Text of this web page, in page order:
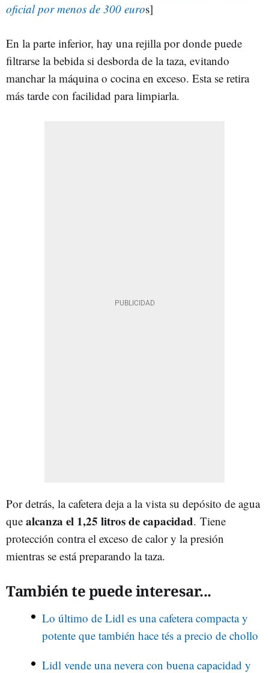
oficial por menos de 300 euros]
En la parte inferior, hay una rejilla por donde puede
filtrarse la bebida si desborda de la taza, evitando
manchar la máquina o cocina en exceso. Esta se retira
más tarde con facilidad para limpiarla.
Por detrás, la cafetera deja a la vista su depósito de agua
que alcanza el 1,25 litros de capacidad. Tiene
protección contra el exceso de calor y la presión
mientras se está preparando la taza.
También te puede interesar...
Lo último de Lidl es una cafetera compacta y
potente que también hace tés a precio de chollo
Lidl vende una nevera con buena capacidad y